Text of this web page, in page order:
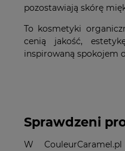
pozostawiają skórę
To kosmetyki
cenią jakość,
inspirowaną spokojem
Sprawdzeni
W